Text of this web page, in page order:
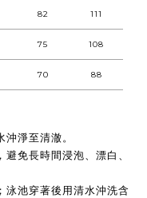
82 111
75 108
70 88
淨至清澈。
免長時間浸泡、漂白、
泳池穿著後用清水沖洗含